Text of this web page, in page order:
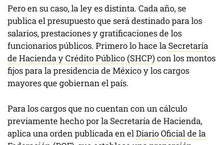
Pero en su caso, la ley es distinta. Cada año, se
publica el presupuesto que será destinado para los
salarios, prestaciones y gratificaciones de los
funcionarios públicos. Primero lo hace la Secretaría
de Hacienda y Crédito Público (SHCP)con los montos
fijos para la presidencia de México y los cargos
mayores que gobiernan el país.
Para los cargos que no cuentan con un cálculo
previamente hecho por la Secretaría de Hacienda,
aplica una orden publicada en elDiario Oficial de la